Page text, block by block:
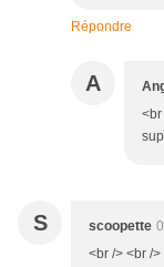
Répondre
A
<br
S scoopette
<br /> <br /